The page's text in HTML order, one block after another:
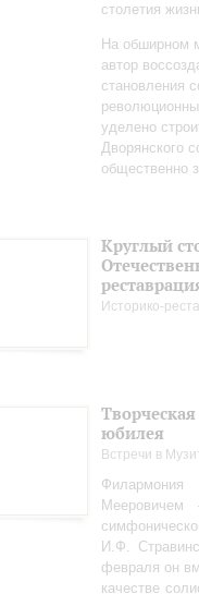
столетия
На обширном
автор
становления
уделено
Дворянского
общественно
Круглый
Историко-
юбилея
Встречи в
Мееровичем
И.Ф.
февраля он
качестве